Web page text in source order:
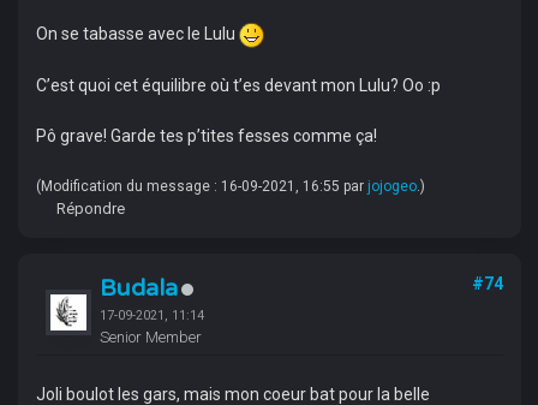
On se tabasse avec le Lulu
C’est quoi cet équilibre où t’es devant mon Lulu? Oo :p
Pô grave! Garde tes p’tites fesses comme ça!
(Modification du message : 16-09-2021, 16:55 par jojogeo.)
Répondre
Budala
17-09-2021, 11:14
Senior Member
#74
Joli boulot les gars, mais mon coeur bat pour la belle